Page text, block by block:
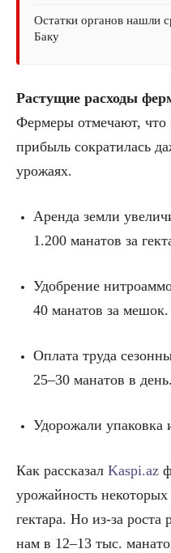
Остатки органов нашли
Баку
Растущие расходы
Фермеры отмечают, что
прибыль сократилась
урожаях.
Аренда земли
1.200 манатов за
Удобрение
40 манатов за мешок.
Оплата труда
25–30 манатов в день.
Удорожали упаковка
Как рассказал Kaspi.az
урожайность некоторых
гектара. Но из-за роста
нам в 12–13 тыс.